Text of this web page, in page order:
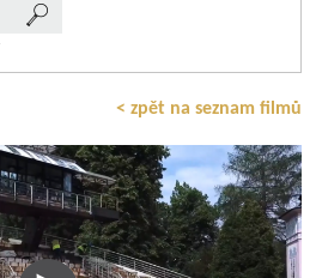
< zpět na seznam filmů